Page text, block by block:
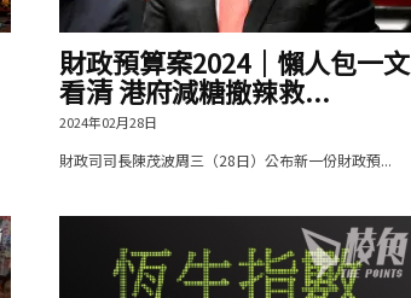
財政預算案2024｜懶人包一文
看清 港府減糖撤辣救...
2024年02月28日
財政司司長陳茂波周三（28日）公布新一份財政預...